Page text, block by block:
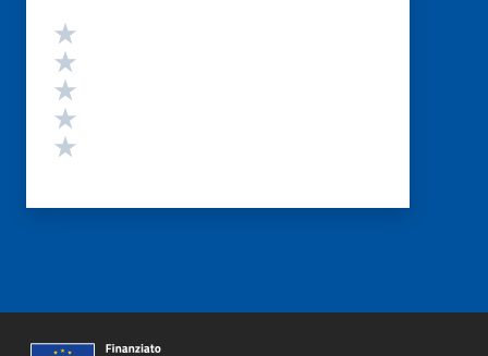
Valutazione